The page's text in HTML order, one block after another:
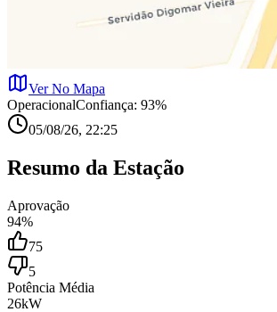
Ver No Mapa
OperacionalConfiança: 93%
05/08/26, 22:25
Resumo da Estação
Aprovação
94%
75
5
Potência Média
26kW